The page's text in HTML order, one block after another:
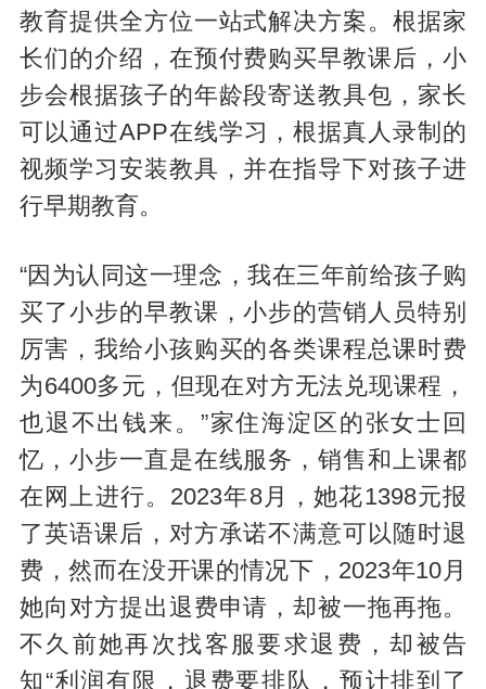
教育提供全方位一站式解决方案。根据家
长们的介绍，在预付费购买早教课后，小
步会根据孩子的年龄段寄送教具包，家长
可以通过APP在线学习，根据真人录制的
视频学习安装教具，并在指导下对孩子进
行早期教育。
“因为认同这一理念，我在三年前给孩子购
买了小步的早教课，小步的营销人员特别
厉害，我给小孩购买的各类课程总课时费
为6400多元，但现在对方无法兑现课程，
也退不出钱来。”家住海淀区的张女士回
忆，小步一直是在线服务，销售和上课都
在网上进行。2023年8月，她花1398元报
了英语课后，对方承诺不满意可以随时退
费，然而在没开课的情况下，2023年10月
她向对方提出退费申请，却被一拖再拖。
不久前她再次找客服要求退费，却被告
知“利润有限，退费要排队，预计排到了